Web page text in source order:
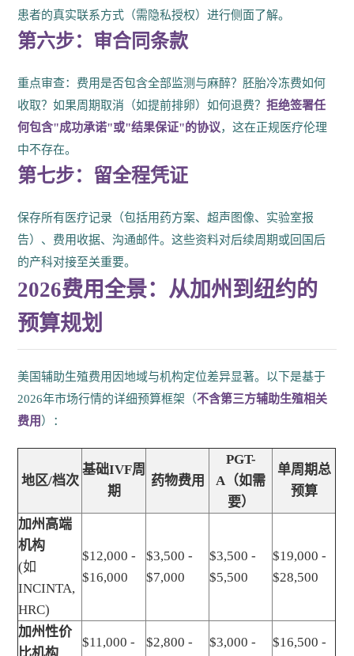
患者的真实联系方式（需隐私授权）进行侧面了解。
第六步：审合同条款
重点审查：费用是否包含全部监测与麻醉？胚胎冷冻费如何
收取？如果周期取消（如提前排卵）如何退费？拒绝签署任
何包含"成功承诺"或"结果保证"的协议，这在正规医疗伦理
中不存在。
第七步：留全程凭证
保存所有医疗记录（包括用药方案、超声图像、实验室报
告）、费用收据、沟通邮件。这些资料对后续周期或回国后
的产科对接至关重要。
2026费用全景：从加州到纽约的
预算规划
美国辅助生殖费用因地域与机构定位差异显著。以下是基于
2026年市场行情的详细预算框架（不含第三方辅助生殖相关
费用 ）：
地区/档次
基础IVF周
期
药物费用
PGT-
A（如需
要）
单周期总
预算
加州高端
机构
(如
INCINTA,
HRC)
$12,000 -
$16,000
$3,500 -
$7,000
$3,500 -
$5,500
$19,000 -
$28,500
加州性价
$11,000 -
$2,800 -
$3,000 -
$16,500 -